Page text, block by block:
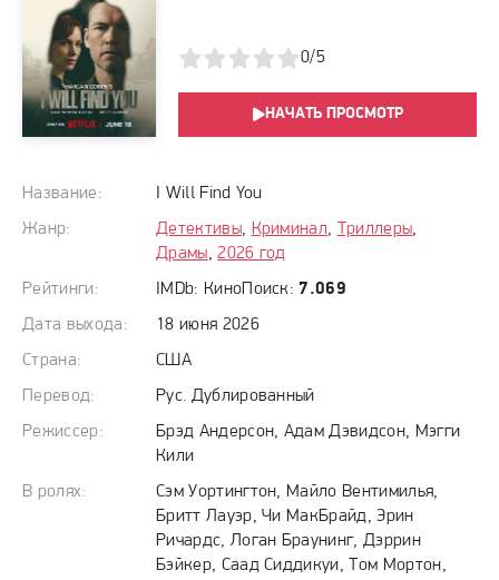
Название:
I Will Find You
Жанр:
Детективы, Криминал, Триллеры,
Драмы,2026 год
Рейтинги:
IMDb: КиноПоиск: 7.069
Дата выхода:
18 июня 2026
Страна:
США
Перевод:
Рус. Дублированный
Режиссер:
Брэд Андерсон, Адам Дэвидсон, Мэгги
Кили
В ролях:
Сэм Уортингтон, Майло Вентимилья,
Бритт Лауэр, Чи МакБрайд, Эрин
Ричардс, Логан Браунинг, Дэррин
Бэйкер, Саад Сиддикуи, Том Мортон,
1 2 3 4 0/5
НАЧАТЬ ПРОСМОТР